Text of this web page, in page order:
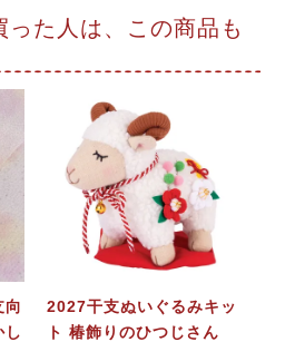
った人は、この商品も
向
し
2027干支ぬいぐるみキッ
ト 椿飾りのひつじさん